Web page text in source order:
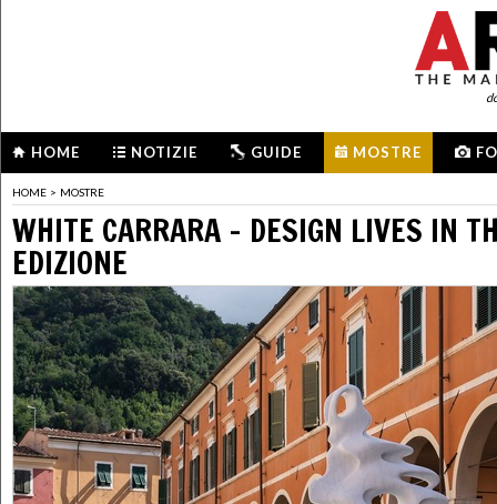
HOME NOTIZIE GUIDE MOSTRE
HOME > MOSTRE
WHITE CARRARA - DESIGN LIVES IN
EDIZIONE